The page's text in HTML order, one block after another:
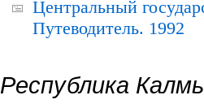
Центральный
Путеводитель. 1992
Республика